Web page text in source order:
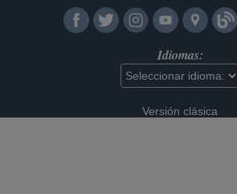
Idiomas:
Versión clásica